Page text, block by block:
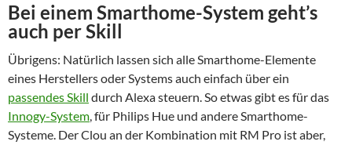
Bei einem Smarthome-System geht’s
auch per Skill
Übrigens: Natürlich lassen sich alle Smarthome-Elemente
eines Herstellers oder Systems auch einfach über ein
passendes Skill durch Alexa steuern. So etwas gibt es für das
Innogy-System, für Philips Hue und andere Smarthome-
Systeme. Der Clou an der Kombination mit RM Pro ist aber,